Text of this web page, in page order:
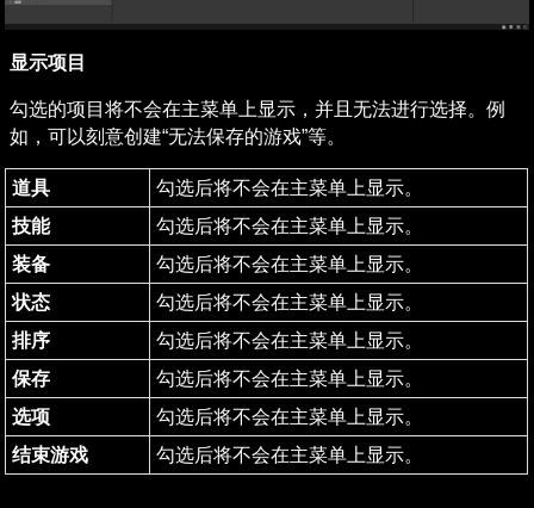
显示项目
勾选的项目将不会在主菜单上显示，并且无法进行选择。例
如，可以刻意创建“无法保存的游戏”等。
道具
勾选后将不会在主菜单上显示。
技能
勾选后将不会在主菜单上显示。
装备
勾选后将不会在主菜单上显示。
状态
勾选后将不会在主菜单上显示。
排序
勾选后将不会在主菜单上显示。
保存
勾选后将不会在主菜单上显示。
选项
勾选后将不会在主菜单上显示。
结束游戏
勾选后将不会在主菜单上显示。